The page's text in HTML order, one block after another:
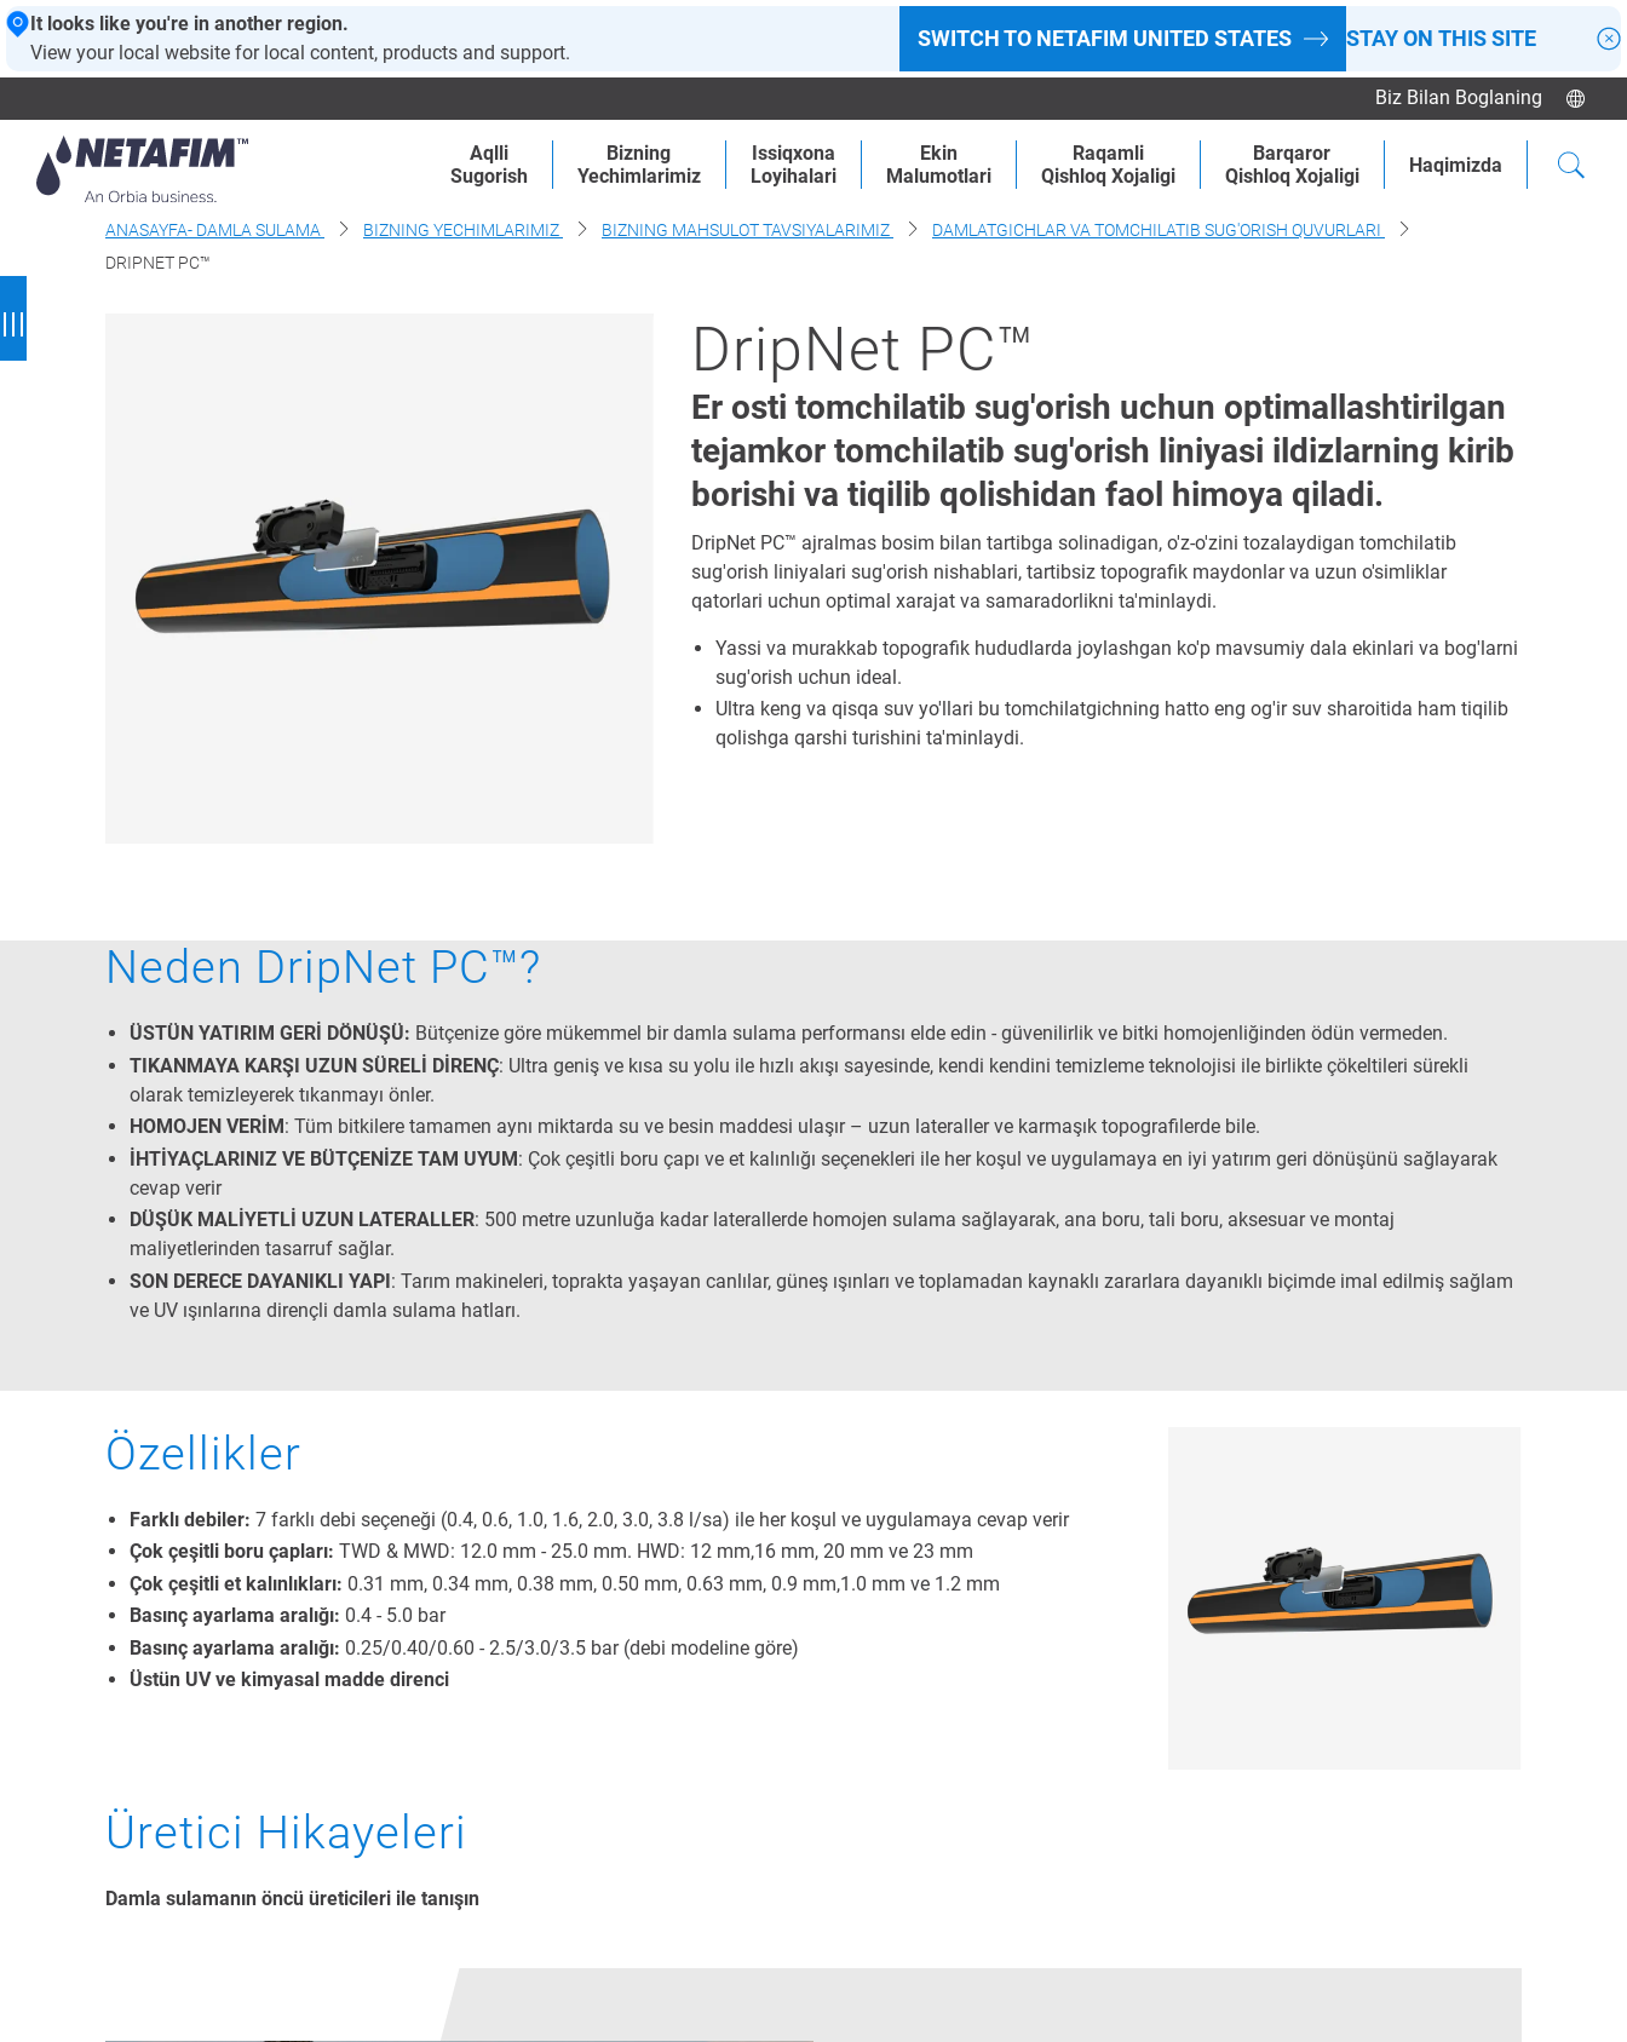
It looks like you're in another region.
View your local website for local content, products and support.
SWITCH TO NETAFIM UNITED STATES STAY ON THIS SITE
Aqlli
Sugorish
Bizning
Yechimlarimiz
Issiqxona
Loyihalari
Ekin
Malumotlari
Raqamli
Qishloq Xojaligi
Barqaror
Qishloq Xojaligi
Haqimizda
Biz Bilan Boglaning
ANASAYFA- DAMLA SULAMA BIZNING YECHIMLARIMIZ BIZNING MAHSULOT TAVSIYALARIMIZ
DAMLATGICHLAR VA TOMCHILATIB SUG'ORISH QUVURLARI
DRIPNET PC™
DripNet PC™
Er osti tomchilatib sug'orish uchun optimallashtirilgan
tejamkor tomchilatib sug'orish liniyasi ildizlarning kirib
borishi va tiqilib qolishidan faol himoya qiladi.
DripNet PC™ ajralmas bosim bilan tartibga solinadigan, o'z-o'zini tozalaydigan tomchilatib
sug'orish liniyalari sug'orish nishablari, tartibsiz topografik maydonlar va uzun o'simliklar
qatorlari uchun optimal xarajat va samaradorlikni ta'minlaydi.
Yassi va murakkab topografik hududlarda joylashgan ko'p mavsumiy dala ekinlari va bog'larni
sug'orish uchun ideal.
Ultra keng va qisqa suv yo'llari bu tomchilatgichning hatto eng og'ir suv sharoitida ham tiqilib
qolishga qarshi turishini ta'minlaydi.
Neden DripNet PC™?
ÜSTÜN YATIRIM GERİ DÖNÜŞÜ: Bütçenize göre mükemmel bir damla sulama performansı elde edin - güvenilirlik ve bitki homojenliğinden ödün vermeden.
TIKANMAYA KARŞI UZUN SÜRELİ DİRENÇ: Ultra geniş ve kısa su yolu ile hızlı akışı sayesinde, kendi kendini temizleme teknolojisi ile birlikte çökeltileri sürekli
olarak temizleyerek tıkanmayı önler.
HOMOJEN VERİM : Tüm bitkilere tamamen aynı miktarda su ve besin maddesi ulaşır – uzun lateraller ve karmaşık topografilerde bile.
İHTİYAÇLARINIZ VE BÜTÇENİZE TAM UYUM: Çok çeşitli boru çapı ve et kalınlığı seçenekleri ile her koşul ve uygulamaya en iyi yatırım geri dönüşünü sağlayarak
cevap verir
DÜŞÜK MALİYETLİ UZUN LATERALLER: 500 metre uzunluğa kadar laterallerde homojen sulama sağlayarak, ana boru, tali boru, aksesuar ve montaj
maliyetlerinden tasarruf sağlar.
SON DERECE DAYANIKLI YAPI: Tarım makineleri, toprakta yaşayan canlılar, güneş ışınları ve toplamadan kaynaklı zararlara dayanıklı biçimde imal edilmiş sağlam
ve UV ışınlarına dirençli damla sulama hatları.
Özellikler
Farklı debiler: 7 farklı debi seçeneği (0.4, 0.6, 1.0, 1.6, 2.0, 3.0, 3.8 l/sa) ile her koşul ve uygulamaya cevap verir
Çok çeşitli boru çapları: TWD & MWD: 12.0 mm - 25.0 mm. HWD: 12 mm,16 mm, 20 mm ve 23 mm
Çok çeşitli et kalınlıkları: 0.31 mm, 0.34 mm, 0.38 mm, 0.50 mm, 0.63 mm, 0.9 mm,1.0 mm ve 1.2 mm
Basınç ayarlama aralığı: 0.4 - 5.0 bar
Basınç ayarlama aralığı: 0.25/0.40/0.60 - 2.5/3.0/3.5 bar (debi modeline göre)
Üstün UV ve kimyasal madde direnci
Üretici Hikayeleri
Damla sulamanın öncü üreticileri ile tanışın